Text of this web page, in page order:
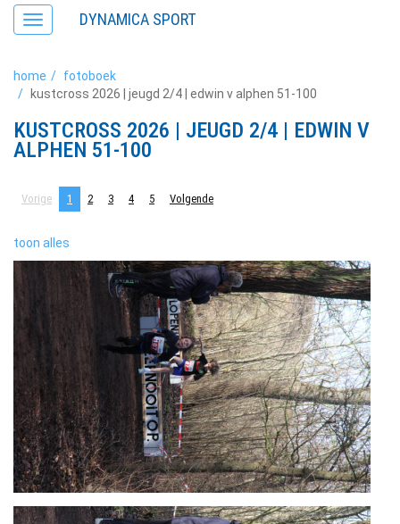
Toggle
navigation
DYNAMICA SPORT
home
fotoboek
kustcross 2026 | jeugd 2/4 | edwin v alphen 51-100
KUSTCROSS 2026 | JEUGD 2/4 | EDWIN V
ALPHEN 51-100
Vorige 1 2 3 4 5 Volgende
toon alles